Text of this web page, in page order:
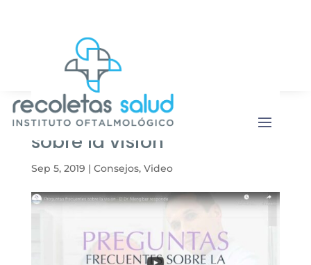
Preguntas frecuentes
sobre la visión
Sep 5, 2019 | Consejos, Video